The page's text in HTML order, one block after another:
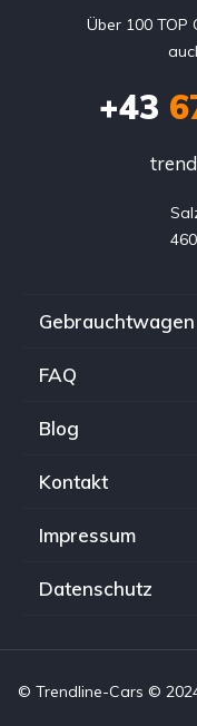
Über 100
+43
Gebrauchtwagen
FAQ
Blog
Kontakt
Impressum
Datenschutz
© Trendline-Cars ©